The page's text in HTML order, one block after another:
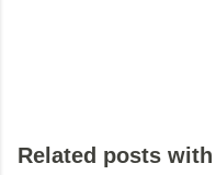
Related posts